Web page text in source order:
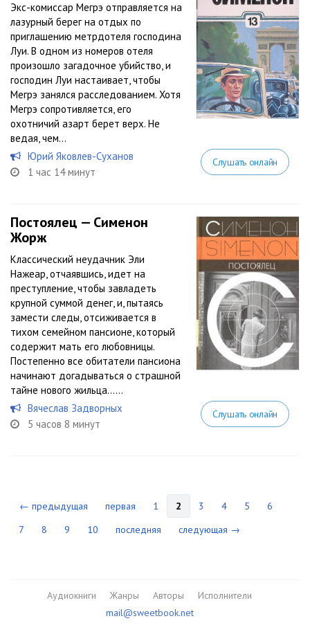
Экс-комиссар Мегрэ отправляется на
лазурный берег на отдых по
приглашению метрдотеля господина
Луи. В одном из номеров отеля
произошло загадочное убийство, и
господин Луи настаивает, чтобы
Мегрэ занялся расследованием. Хотя
Мегрэ сопротивляется, его
охотничий азарт берет верх. Не
ведая, чем...
Юрий Яковлев-Суханов
1 час 14 минут
Слушать онлайн
Постоялец — Сименон
Жорж
Классический неудачник Эли
Нажеар, отчаявшись, идет на
преступление, чтобы завладеть
крупной суммой денег, и, пытаясь
замести следы, отсиживается в
тихом семейном пансионе, который
содержит мать его любовницы.
Постепенно все обитатели пансиона
начинают догадываться о страшной
тайне нового жильца…...
Вячеслав Задворных
5 часов 8 минут
Слушать онлайн
← предыдущая первая 1 2 3 4 5
6
7
8 9 10 последняя следующая →
Аудиокниги Жанры Авторы
Исполнители
mail@sweetbook.net